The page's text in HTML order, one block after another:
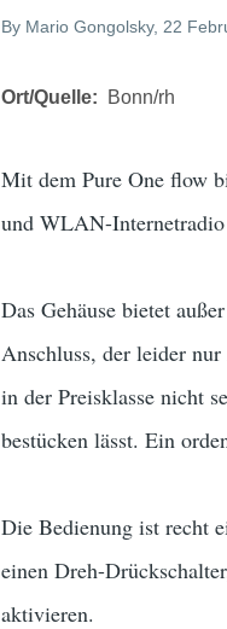
By Mario Gongolsky, 22
Ort/Quelle Bonn/rh
Mit dem Pure One flow
und WLAN-Internetradio
Das Gehäuse bietet
Anschluss, der leider
in der Preisklasse nicht
bestücken lässt. Ein
Die Bedienung ist recht
einen Dreh-
aktivieren.